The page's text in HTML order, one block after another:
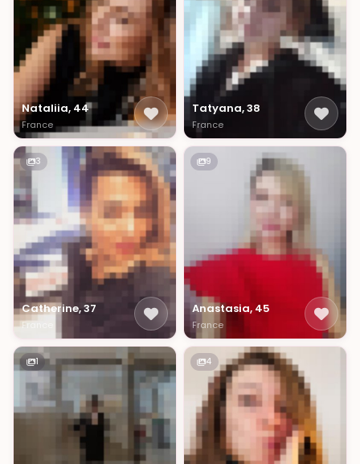
Nataliia, 44
France
Tatyana, 38
France
3
Catherine, 37
France
9
Anastasia, 45
France
1 4